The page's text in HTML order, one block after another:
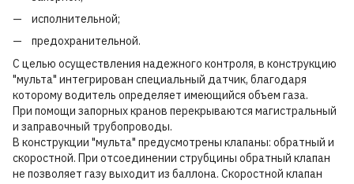
исполнительной;
предохранительной.
С целью осуществления надежного контроля, в конструкцию
"мульта" интегрирован специальный датчик, благодаря
которому водитель определяет имеющийся объем газа.
При помощи запорных кранов перекрываются магистральный
и заправочный трубопроводы.
В конструкции "мульта" предусмотрены клапаны: обратный и
скоростной. При отсоединении струбцины обратный клапан
не позволяет газу выходит из баллона. Скоростной клапан